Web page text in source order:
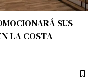
SUS
LA COSTA